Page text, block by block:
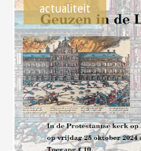
actualiteit